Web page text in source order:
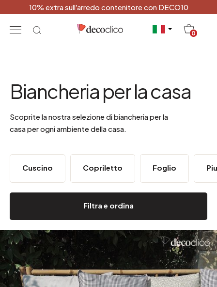
10% extra sull’arredo contenitore con DECO10
0
Biancheria per la casa
Scoprite la nostra selezione di biancheria per la
casa per ogni ambiente della casa.
Filtra e ordina
Cuscino Copriletto Foglio